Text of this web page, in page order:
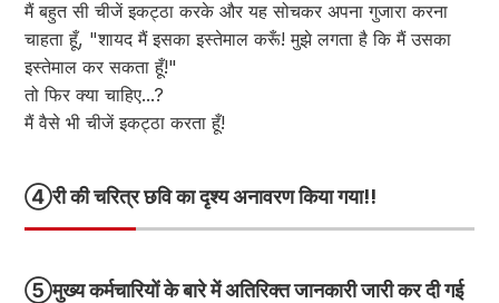
मैं बहुत सी चीजें इकट्ठा करके और यह सोचकर अपना गुजारा करना
चाहता हूँ, "शायद मैं इसका इस्तेमाल करूँ! मुझे लगता है कि मैं उसका
इस्तेमाल कर सकता हूँ!"
तो फिर क्या चाहिए...?
मैं वैसे भी चीजें इकट्ठा करता हूँ!
④री की चरित्र छवि का दृश्य अनावरण किया गया!!
⑤मुख्य कर्मचारियों के बारे में अतिरिक्त जानकारी जारी कर दी गई